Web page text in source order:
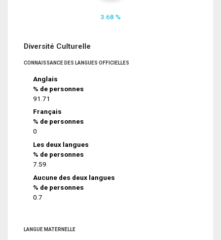
3.68 %
Diversité Culturelle
CONNAISSANCE DES LANGUES OFFICIELLES
Anglais
% de personnes
91.71
Français
% de personnes
0
Les deux langues
% de personnes
7.59
Aucune des deux langues
% de personnes
0.7
LANGUE MATERNELLE